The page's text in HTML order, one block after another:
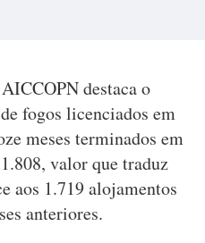
destaca o
fogos licenciados em
meses terminados em
valor que traduz
aos 1.719 alojamentos
anteriores.